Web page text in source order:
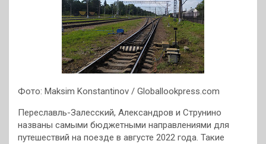
Фото: Maksim Konstantinov / Globallookpress.com
Переславль-Залесский, Александров и Струнино
названы самыми бюджетными направлениями для
путешествий на поезде в августе 2022 года. Такие